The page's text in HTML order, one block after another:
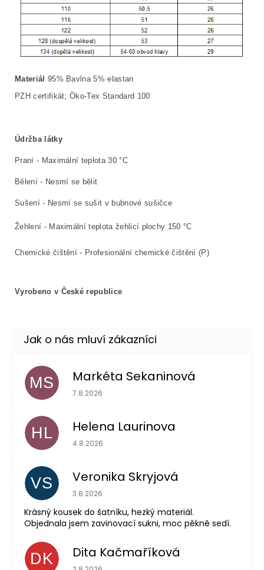
Materiál 95% Bavlna 5% elastan
PZH certifikát; Öko-Tex Standard 100
Údržba látky
Praní - Maximální teplota 30 °C
Bělení - Nesmí se bělit
Sušení - Nesmí se sušit v bubnové sušičce
Žehlení - Maximální teplota žehlicí plochy 150 °C
Chemické čištění - Profesionální chemické čištění (P)
Vyrobeno v České republice
MS Markéta Sekaninová
Hodnocení obchodu je 5 z 5 hvězdiček.
7.8.2026
HL Helena Laurinova
Hodnocení obchodu je 5 z 5 hvězdiček.
4.8.2026
VS Veronika Skryjová
Hodnocení obchodu je 5 z 5 hvězdiček.
3.8.2026
Krásný kousek do šatníku, hezký materiál.
Objednala jsem zavinovací sukni, moc pěkně sedí.
DK Dita Kačmaříková
Hodnocení obchodu je 5 z 5 hvězdiček.